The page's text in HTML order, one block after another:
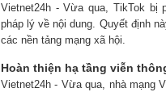
Vietnet24h - Vừa qua, TikTok bị
pháp lý về nội dung. Quyết định
các nền tảng mạng xã hội.
Hoàn thiện hạ tầng viễn
Vietnet24h - Vừa qua, nhà mạng